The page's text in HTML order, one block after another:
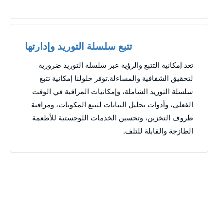
تتبع سلسلة التوريد وإدارتها
تعد إمكانية التتبع والرؤية عبر سلسلة التوريد ضرورية
لتحقيق الشفافية والمساءلة.توفر حلولنا إمكانية تتبع
سلسلة التوريد الشاملة، وإمكانيات المراقبة في الوقت
الفعلي، وأدوات تحليل البيانات لتتبع المكونات، ومراقبة
ظروف التخزين، وتحسين الخدمات اللوجستية للأطعمة
الطازجة والقابلة للتلف.